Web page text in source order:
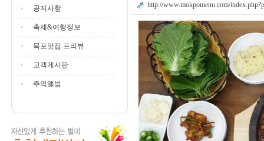
공지사항
축제&여행정보
목포맛집 프리뷰
고객게시판
추억앨범
http://www.mokpomenu.com/